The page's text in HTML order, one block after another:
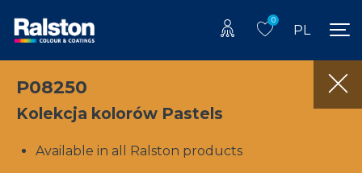
0
PL
P08250
Kolekcja kolorów Pastels
Available in all Ralston products